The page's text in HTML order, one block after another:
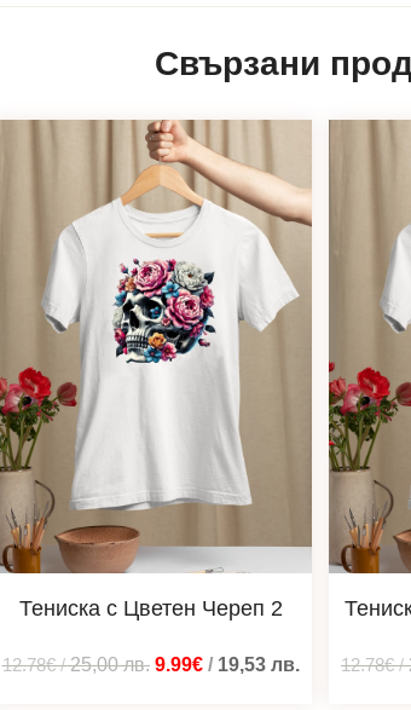
Свързани
Тениска с Цветен Череп 2
12.78€/25,00лв. 9.99€/ 19,53 лв. 12.78€/